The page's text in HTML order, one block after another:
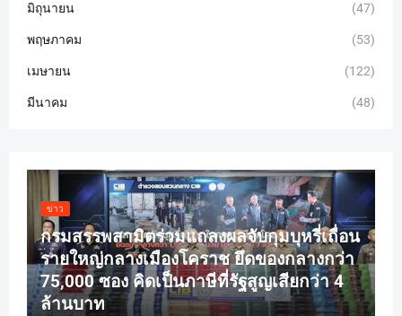
มิถุนายน (47)
พฤษภาคม (53)
เมษายน (122)
มีนาคม (48)
ข่าว
กรมสรรพสามิตร่วมแถลงผลจับกุมบุหรี่เถื่อน
รายใหญ่กลางเมืองโคราช ยึดของกลางกว่า
75,000 ซอง คิดเป็นภาษีที่รัฐสูญเสียกว่า 4
ล้านบาท